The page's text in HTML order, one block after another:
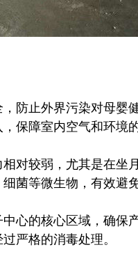
防止外界污染对母婴
保障室内空气和环境
对较弱，尤其是在坐
菌等微生物，有效避
心的核心区域，确保
严格的消毒处理。